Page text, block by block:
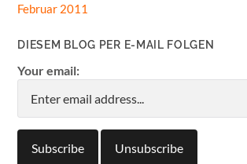
Februar 2011
DIESEM BLOG PER E-MAIL FOLGEN
Your email: